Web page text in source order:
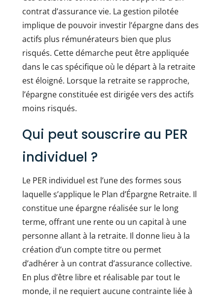
contrat d’assurance vie. La gestion pilotée
implique de pouvoir investir l’épargne dans des
actifs plus rémunérateurs bien que plus
risqués. Cette démarche peut être appliquée
dans le cas spécifique où le départ à la retraite
est éloigné. Lorsque la retraite se rapproche,
l’épargne constituée est dirigée vers des actifs
moins risqués.
Qui peut souscrire au PER
individuel ?
Le PER individuel est l’une des formes sous
laquelle s’applique le Plan d’Épargne Retraite. Il
constitue une épargne réalisée sur le long
terme, offrant une rente ou un capital à une
personne allant à la retraite. Il donne lieu à la
création d’un compte titre ou permet
d’adhérer à un contrat d’assurance collective.
En plus d’être libre et réalisable par tout le
monde, il ne requiert aucune contrainte liée à